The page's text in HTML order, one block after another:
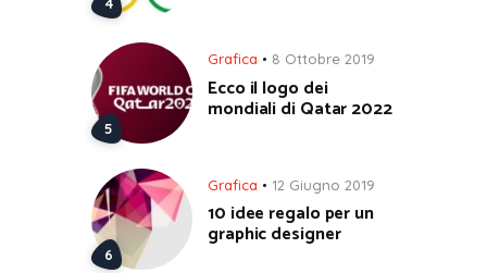
Grafica 8 Ottobre 2019
Ecco il logo dei
mondiali di Qatar 2022
Grafica 12 Giugno 2019
10 idee regalo per un
graphic designer